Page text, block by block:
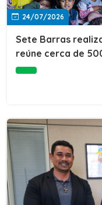
24/07/2026
Sete Barras
reúne cerca de